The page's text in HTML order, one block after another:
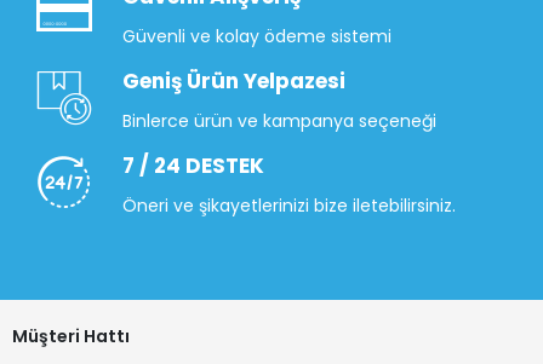
Güvenli ve kolay ödeme sistemi
Geniş Ürün Yelpazesi
Binlerce ürün ve kampanya seçeneği
7 / 24 DESTEK
Öneri ve şikayetlerinizi bize iletebilirsiniz.
Müşteri Hattı